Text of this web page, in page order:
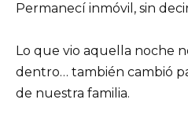
Permanecí inmóvil, sin
Lo que vio aquella noche
dentro… también cambió
de nuestra familia.